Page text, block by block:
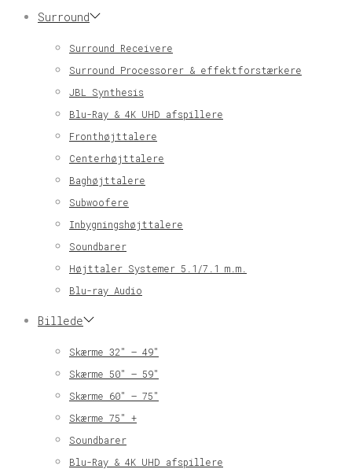
Surround
Surround Receivere
Surround Processorer & effektforstærkere
JBL Synthesis
Blu-Ray & 4K UHD afspillere
Fronthøjttalere
Centerhøjttalere
Baghøjttalere
Subwoofere
Inbygningshøjttalere
Soundbarer
Højttaler Systemer 5.1/7.1 m.m.
Blu-ray Audio
Billede
Skærme 32″ – 49″
Skærme 50″ – 59″
Skærme 60″ – 75″
Skærme 75″ +
Soundbarer
Blu-Ray & 4K UHD afspillere